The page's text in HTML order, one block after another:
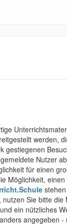
werden,
gestiegenen
Nutzer
für einen
Möglichkeit, einen
Sie bitte die
ein nützliches
angegeben